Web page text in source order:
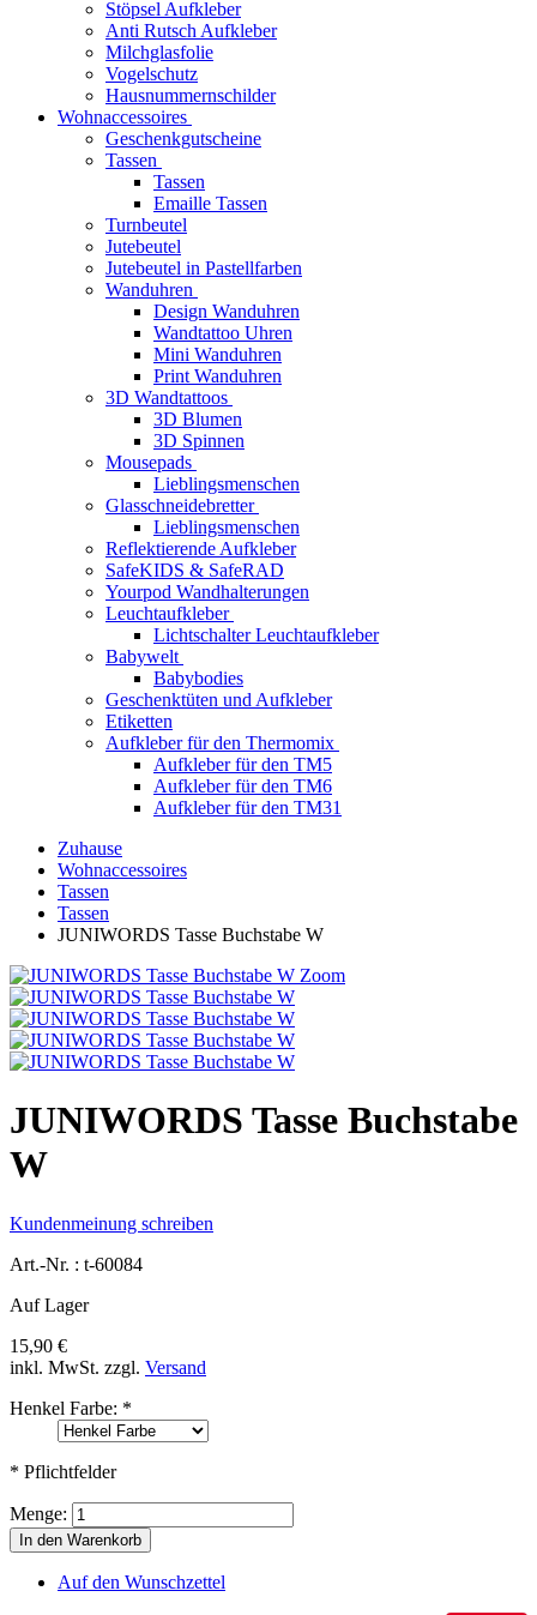
Stöpsel Aufkleber
Anti Rutsch Aufkleber
Milchglasfolie
Vogelschutz
Hausnummernschilder
Wohnaccessoires
Geschenkgutscheine
Tassen
Tassen
Emaille Tassen
Turnbeutel
Jutebeutel
Jutebeutel in Pastellfarben
Wanduhren
Design Wanduhren
Wandtattoo Uhren
Mini Wanduhren
Print Wanduhren
3D Wandtattoos
3D Blumen
3D Spinnen
Mousepads
Lieblingsmenschen
Glasschneidebretter
Lieblingsmenschen
Reflektierende Aufkleber
SafeKIDS & SafeRAD
Yourpod Wandhalterungen
Leuchtaufkleber
Lichtschalter Leuchtaufkleber
Babywelt
Babybodies
Geschenktüten und Aufkleber
Etiketten
Aufkleber für den Thermomix
Aufkleber für den TM5
Aufkleber für den TM6
Aufkleber für den TM31
Zuhause
Wohnaccessoires
Tassen
Tassen
JUNIWORDS Tasse Buchstabe W
Zoom
JUNIWORDS Tasse Buchstabe
W
Kundenmeinung schreiben
Art.-Nr. : t-60084
Auf Lager
15,90 €
inkl. MwSt. zzgl. Versand
Henkel Farbe: *
* Pflichtfelder
Menge:
In den Warenkorb
Auf den Wunschzettel